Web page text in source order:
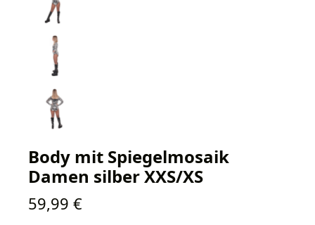
Body mit Spiegelmosaik
Damen silber XXS/XS
Regulärer Preis:
59,99 €